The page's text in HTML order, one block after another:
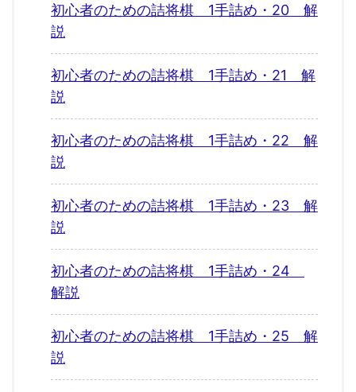
初心者のための詰将棋 1手詰め・20 解
説
初心者のための詰将棋 1手詰め・21 解
説
初心者のための詰将棋 1手詰め・22 解
説
初心者のための詰将棋 1手詰め・23 解
説
初心者のための詰将棋 1手詰め・24
解説
初心者のための詰将棋 1手詰め・25 解
説